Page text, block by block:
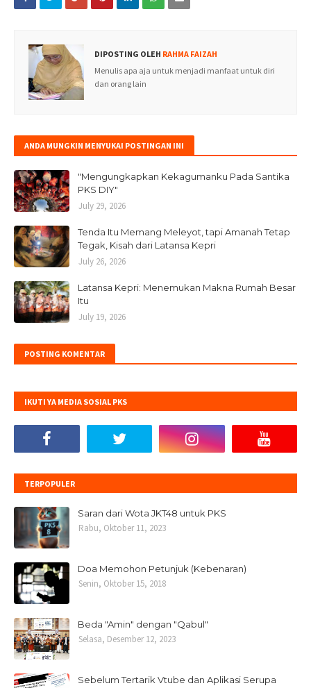
DIPOSTING OLEH RAHMA FAIZAH
Menulis apa aja untuk menjadi manfaat untuk diri
dan orang lain
ANDA MUNGKIN MENYUKAI POSTINGAN INI
"Mengungkapkan Kekagumanku Pada Santika
PKS DIY"
July 29, 2026
Tenda Itu Memang Meleyot, tapi Amanah Tetap
Tegak, Kisah dari Latansa Kepri
July 26, 2026
Latansa Kepri: Menemukan Makna Rumah Besar
Itu
July 19, 2026
POSTING KOMENTAR
IKUTI YA MEDIA SOSIAL PKS
TERPOPULER
Saran dari Wota JKT48 untuk PKS
Rabu, Oktober 11, 2023
Doa Memohon Petunjuk (Kebenaran)
Senin, Oktober 15, 2018
Beda "Amin" dengan "Qabul"
Selasa, Desember 12, 2023
Sebelum Tertarik Vtube dan Aplikasi Serupa